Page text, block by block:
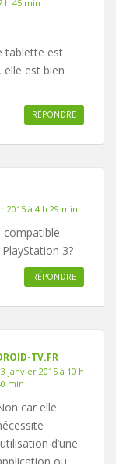
h 45 min
tablette est
elle est bien
RÉPONDRE
2015 à 4 h 29 min
compatible
3?
RÉPONDRE
TV.FR
janvier 2015 à 10 h
min
car elle
d’une